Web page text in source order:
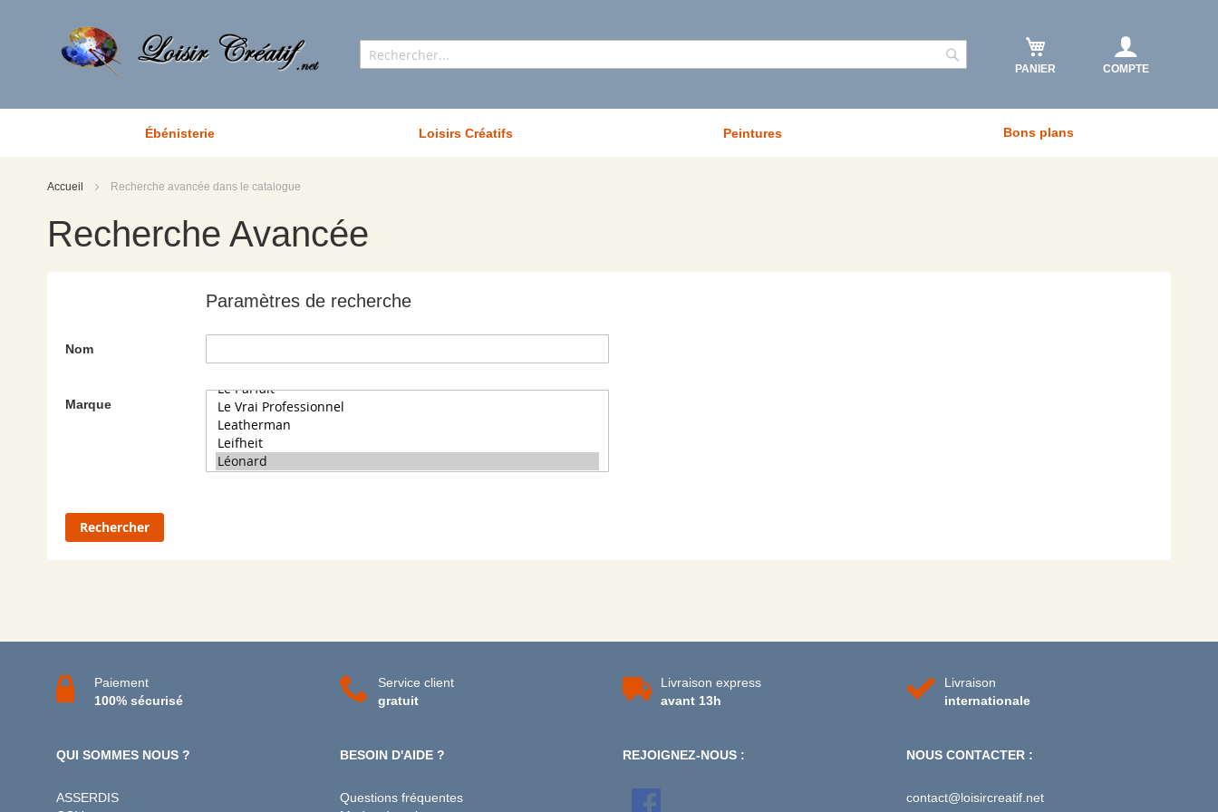
RechercherPANIER COMPTE
Ébénisterie Loisirs Créatifs Peintures Bons plans
Accueil Recherche avancée dans le catalogue
Recherche Avancée
Paramètres de recherche
Nom
Marque
Rechercher
Paiement
100% sécurisé
Service client
gratuit
Livraison express
avant 13h
Livraison
internationale
QUI SOMMES NOUS ?
ASSERDIS
BESOIN D'AIDE ?
Questions fréquentes
REJOIGNEZ-NOUS : NOUS CONTACTER :
contact@loisircreatif.net